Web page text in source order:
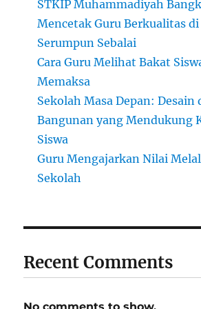
STKIP Muhammadiyah
Mencetak Guru Berkualitas
Serumpun Sebalai
Cara Guru Melihat Bakat
Memaksa
Sekolah Masa Depan: Desain
Bangunan yang Mendukung
Siswa
Guru Mengajarkan Nilai
Sekolah
Recent Comments